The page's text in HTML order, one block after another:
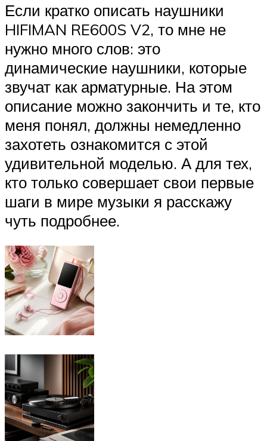
Если кратко описать наушники
HIFIMAN RE600S V2, то мне не
нужно много слов: это
динамические наушники, которые
звучат как арматурные. На этом
описание можно закончить и те, кто
меня понял, должны немедленно
захотеть ознакомится с этой
удивительной моделью. А для тех,
кто только совершает свои первые
шаги в мире музыки я расскажу
чуть подробнее.